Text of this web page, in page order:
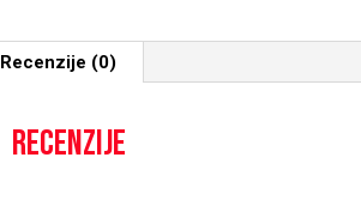
Recenzije (0)
Recenzije